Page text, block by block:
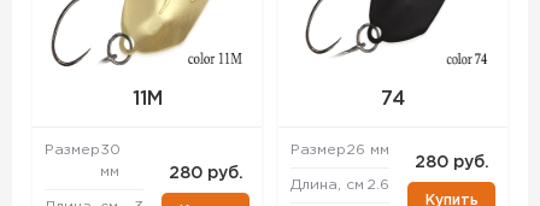
11M
Размер30
мм
280 руб.
74
Размер26 мм
Длина, см 2.6
280 руб.
Купить